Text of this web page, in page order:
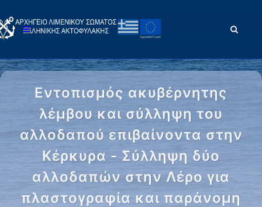
Εντοπισμός ακυβέρνητης
λέμβου και σύλληψη του
αλλοδαπού επιβαίνοντα στην
Κέρκυρα - Σύλληψη δύο
αλλοδαπών στην Λέρο για
πλαστογραφία και παράνομη